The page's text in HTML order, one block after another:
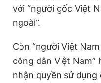
với “người gốc Việt
ngoài”.
Còn “người Việt
công dân Việt
nhận quyền sử